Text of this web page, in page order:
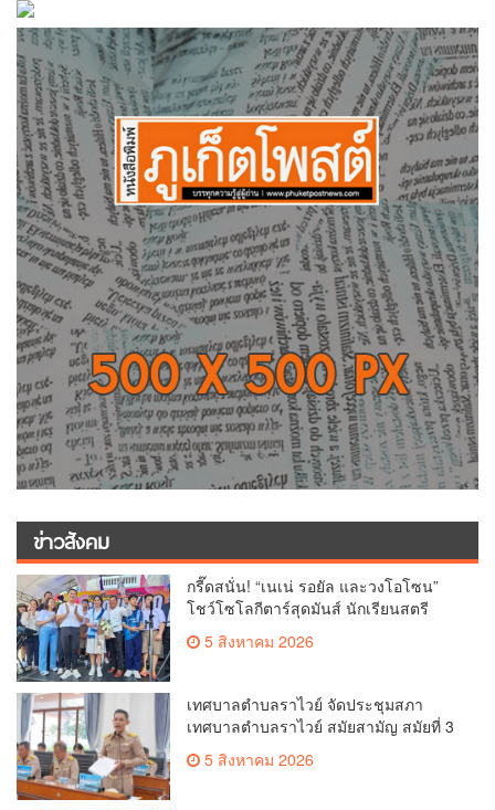
ข่าวสังคม
กรี๊ดสนั่น! “เนเน่ รอยัล และวงโอโซน”
โชว์โซโลกีตาร์สุดมันส์ นักเรียนสตรี
5 สิงหาคม 2026
เทศบาลตำบลราไวย์ จัดประชุมสภา
เทศบาลตำบลราไวย์ สมัยสามัญ สมัยที่ 3
5 สิงหาคม 2026